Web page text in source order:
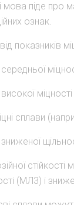
мова піде про
ознак.
показників
сплави
(МЛ3) і